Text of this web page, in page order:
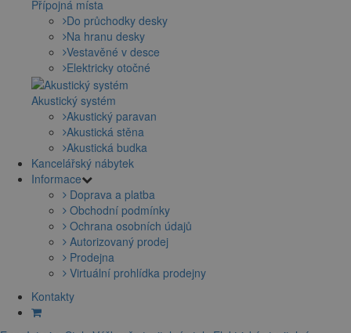
Přípojná místa
Do průchodky desky
Na hranu desky
Vestavěné v desce
Elektricky otočné
Akustický systém
Akustický paravan
Akustická stěna
Akustická budka
Kancelářský nábytek
Informace
Doprava a platba
Obchodní podmínky
Ochrana osobních údajů
Autorizovaný prodej
Prodejna
Virtuální prohlídka prodejny
Kontakty